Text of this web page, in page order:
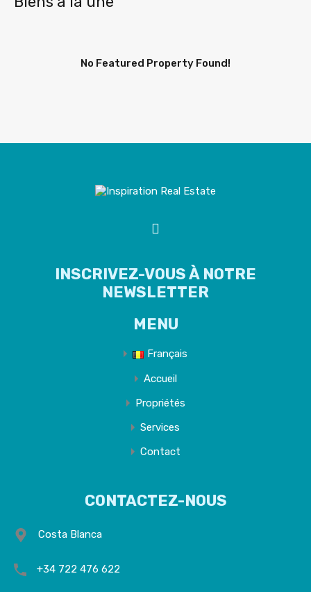
No Featured Property Found!
INSCRIVEZ-VOUS À NOTRE
NEWSLETTER
MENU
Français
Accueil
Propriétés
Services
Contact
CONTACTEZ-NOUS
Costa Blanca
+34 722 476 622